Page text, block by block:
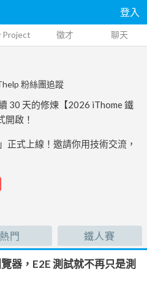
登入
Project 徵才 聊天
粉絲團追蹤
30 天的修煉【2026 iThome 鐵
開啟！
正式上線！邀請你用技術交流，
熱門 鐵人賽
器，E2E 測試就不再只是測